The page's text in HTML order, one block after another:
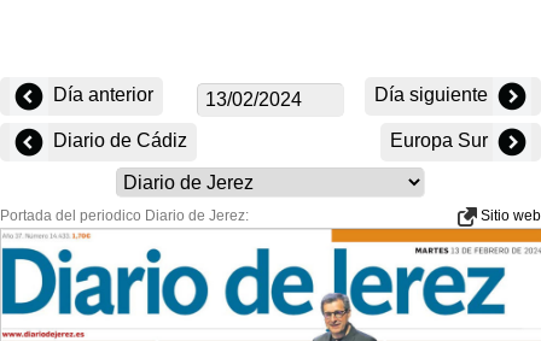
Día anterior Día siguiente
Diario de Cádiz Europa Sur
Portada del periodico Diario de Jerez: Sitio web